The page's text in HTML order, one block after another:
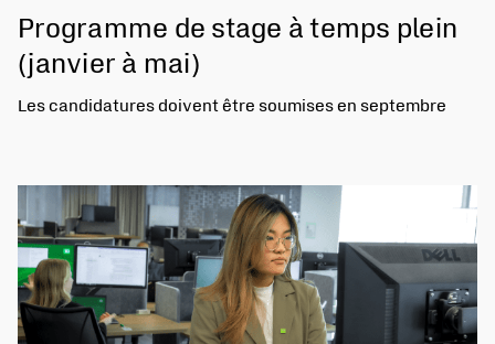
Programme de stage à temps plein
(janvier à mai)
Les candidatures doivent être soumises en septembre